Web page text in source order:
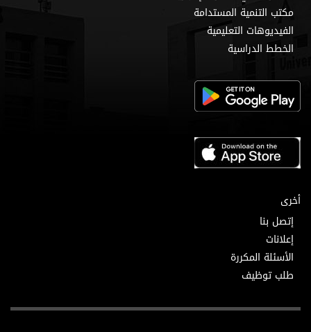
مكتب التنمية المستدامة
الفيديوهات التعليمية
الخطط الدراسية
أخرى
إتصل بنا
إعلانات
الأسئلة المكررة
طلب توظيف